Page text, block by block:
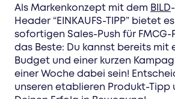
Als Markenkonzept mit dem BILD
Header “EINKAUFS-TIPP” bietet
sofortigen Sales-Push für FMCG-
das Beste: Du kannst bereits mit
Budget und einer kurzen
einer Woche dabei sein!
unseren etablieren Produkt-Tipp